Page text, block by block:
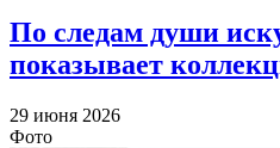
По следам души
показывает
29 июня 2026
Фото